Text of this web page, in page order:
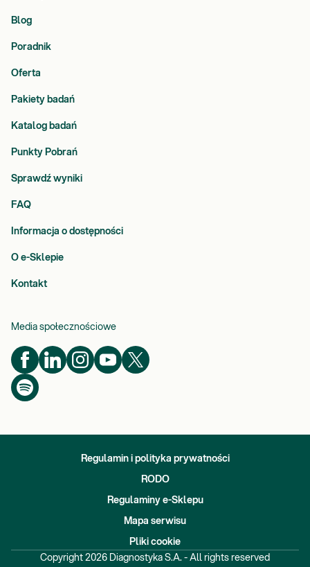
Blog
Poradnik
Oferta
Pakiety badań
Katalog badań
Punkty Pobrań
Sprawdź wyniki
FAQ
Informacja o dostępności
O e-Sklepie
Kontakt
Media społecznościowe
Regulamin i polityka prywatności
RODO
Regulaminy e-Sklepu
Mapa serwisu
Pliki cookie
Copyright 2026 Diagnostyka S.A. - All rights reserved